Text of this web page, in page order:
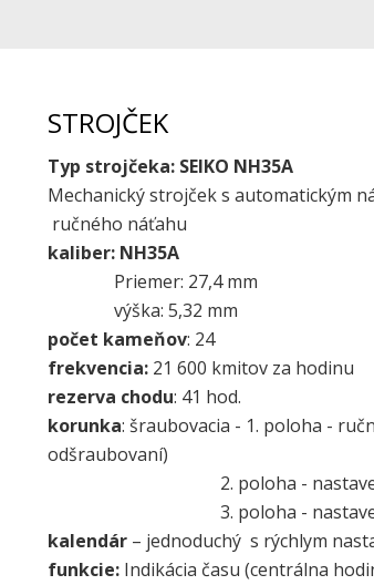
STROJČEK
Typ strojčeka: SEIKO NH35A
Mechanický strojček s automatickým
ručného náťahu
kaliber: NH35A
Priemer: 27,4 mm
výška: 5,32 mm
počet kameňov: 24
frekvencia: 21 600 kmitov za hodinu
rezerva chodu: 41 hod.
korunka: šraubovacia - 1. poloha -
odšraubovaní)
2. poloha - nastavenie
3. poloha -
kalendár – jednoduchý s rýchlym
funkcie: Indikácia času (centrálna